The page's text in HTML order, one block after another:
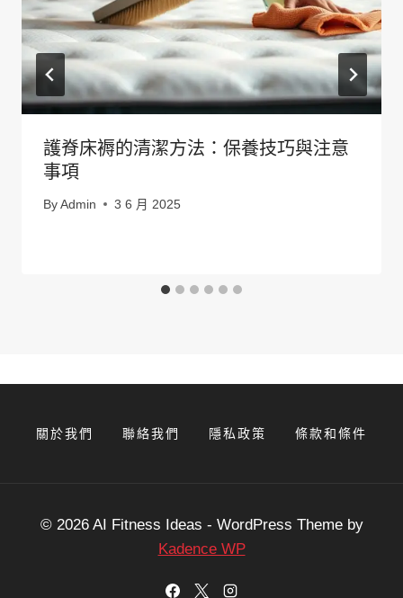
護脊床褥的清潔方法：保養技巧與注意
事項
By Admin 3 6 月 2025
關於我們 聯絡我們 隱私政策 條款和條件
© 2026 AI Fitness Ideas - WordPress Theme by
Kadence WP